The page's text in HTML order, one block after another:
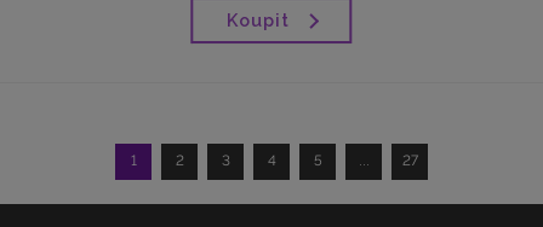
Koupit
1 2 3 4 5 27